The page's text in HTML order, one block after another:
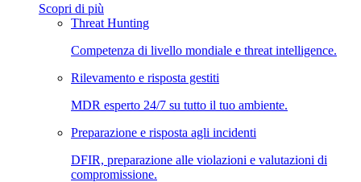
Scopri di più
Threat Hunting
Competenza di livello mondiale e threat intelligence.
Rilevamento e risposta gestiti
MDR esperto 24/7 su tutto il tuo ambiente.
Preparazione e risposta agli incidenti
DFIR, preparazione alle violazioni e valutazioni di
compromissione.